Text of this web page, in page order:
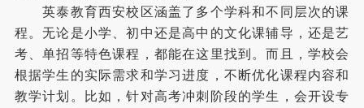
英泰教育西安校区涵盖了多个学科和不同层次的课
程。无论是小学、初中还是高中的文化课辅导，还是艺
考、单招等特色课程，都能在这里找到。而且，学校会
根据学生的实际需求和学习进度，不断优化课程内容和
教学计划。比如，针对高考冲刺阶段的学生，会开设专